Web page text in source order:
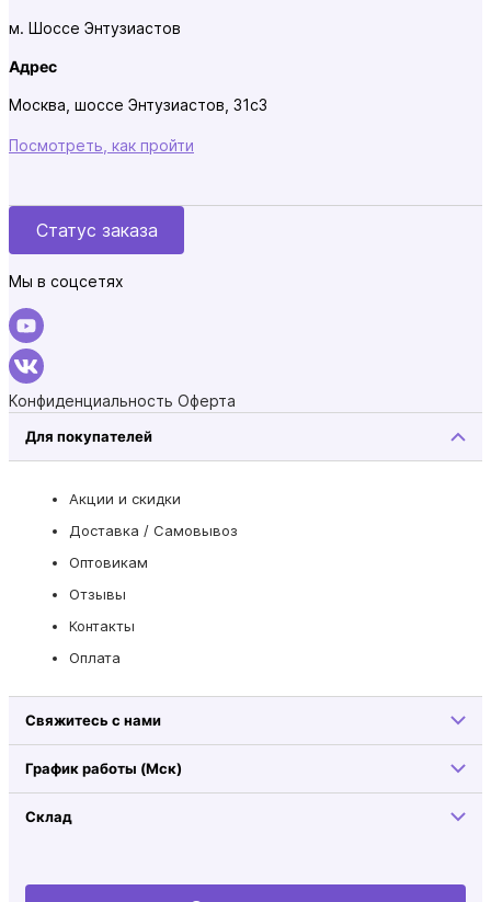
м. Шоссе Энтузиастов
Адрес
Москва, шоссе Энтузиастов, 31с3
Посмотреть, как пройти
Статус заказа
Мы в соцсетях
Конфиденциальность Оферта
Для покупателей
Акции и скидки
Доставка / Самовывоз
Оптовикам
Отзывы
Контакты
Оплата
Свяжитесь с нами
График работы (Мск)
Склад